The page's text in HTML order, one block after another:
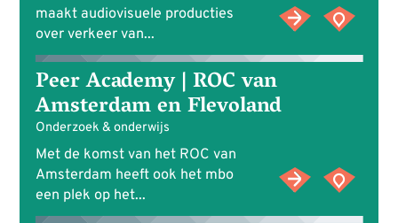
maakt audiovisuele producties
over verkeer van...
Peer Academy | ROC van
Amsterdam en Flevoland
Onderzoek & onderwijs
Met de komst van het ROC van
Amsterdam heeft ook het mbo
een plek op het...